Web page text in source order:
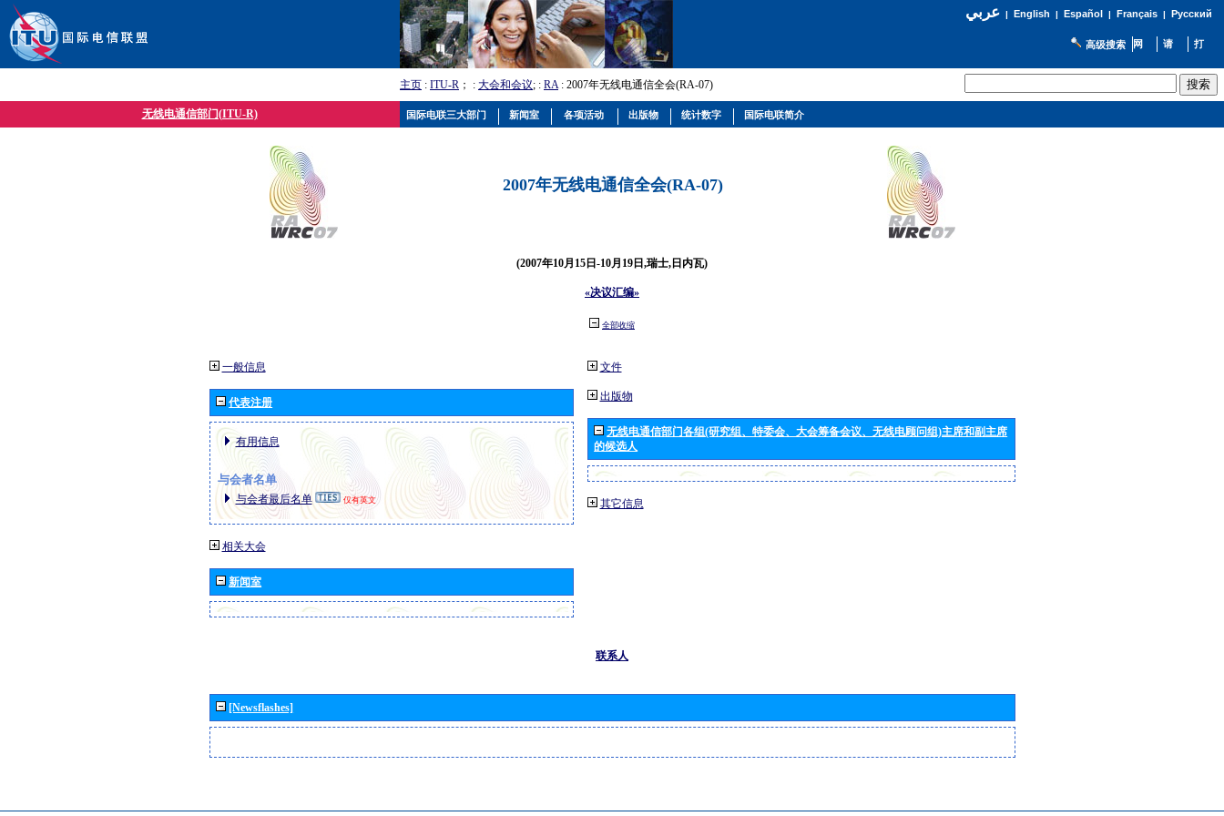
عربي| English | Español | Français| Русский
高级搜索
主页 : ITU-R ； : 大会和会议; : RA: 2007年无线电通信全会(RA-07)
无线电通信部门(ITU-R)
2007年无线电通信全会(RA-07)
(2007年10月15日-10月19日,瑞士,日内瓦)
«决议汇编»
全部收缩
一般信息
代表注册
有用信息
与会者名单
与会者最后名单 仅有英文
相关大会
新闻室
文件
出版物
无线电通信部门各组(研究组、特委会、大会筹备会议、无线电顾问组)主席和副主席
的候选人
其它信息
联系人
[Newsflashes]
国际电联三大部门 新闻室 各项活动 出版物 统计数字 国际电联简介